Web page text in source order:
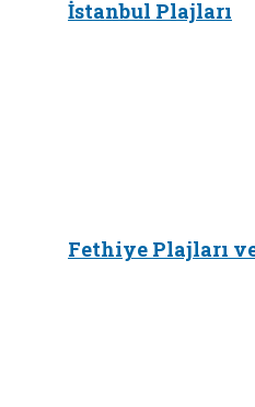
İstanbul Plajları
Fethiye Plajları